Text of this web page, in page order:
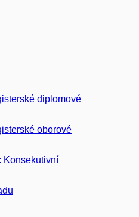
diplomové
oborové
Konsekutivní